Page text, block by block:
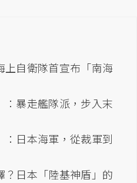
上自衛隊首宣布「南海
暴走艦隊派，步入末
日本海軍，從裁軍到
日本「陸基神盾」的